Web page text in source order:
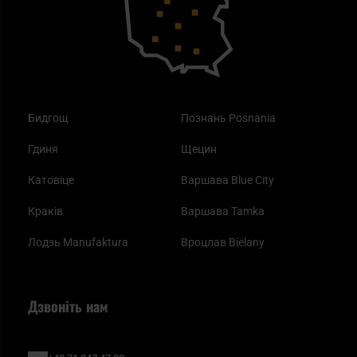
Бидгощ
Гдиня
Катовіце
Краків
Лодзь Manufaktura
Познань Posnania
Щецин
Варшава Blue City
Варшава Tamka
Вроцлав Bielany
Найкращі спальні мішки на осінь
Дзвоніть нам